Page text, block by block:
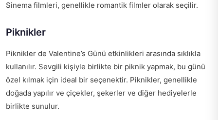
Sinema filmleri, genellikle romantik filmler olarak seçilir.
Piknikler
Piknikler de Valentine’s Günü etkinlikleri arasında sıklıkla
kullanılır. Sevgili kişiyle birlikte bir piknik yapmak, bu günü
özel kılmak için ideal bir seçenektir. Piknikler, genellikle
doğada yapılır ve çiçekler, şekerler ve diğer hediyelerle
birlikte sunulur.